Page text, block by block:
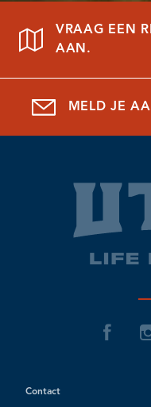
VRAAG EEN
AAN.
MELD JE
Contact